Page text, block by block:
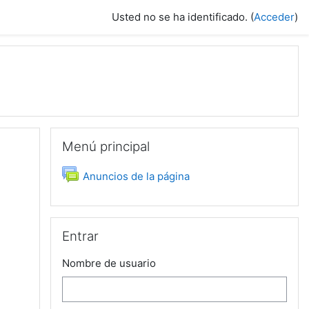
Usted no se ha identificado. (Acceder)
Menú principal
Anuncios de la páginaForo
Entrar
Nombre de usuario